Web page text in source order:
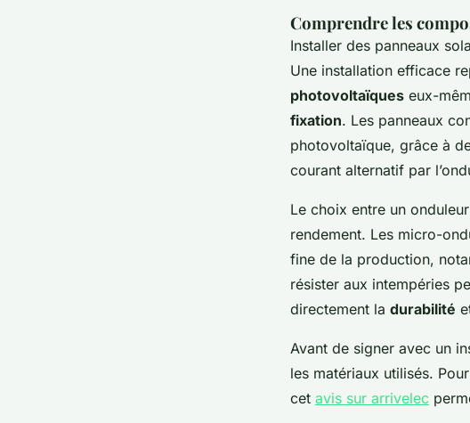
Comprendre les
Installer des panneaux
Une installation efficace
photovoltaïques eux-
fixation. Les panneaux
photovoltaïque, grâce à
courant alternatif par
Le choix entre un
rendement. Les micro-
fine de la production,
résister aux intempéries
directement la durabilité
Avant de signer avec un
les matériaux utilisés.
cet avis sur arrivelec